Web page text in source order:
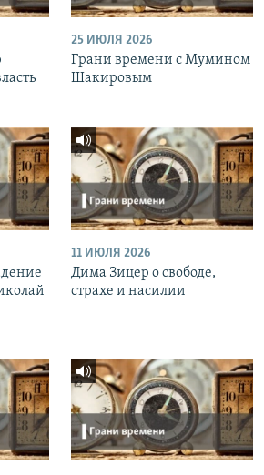
25 ИЮЛЯ 2026
Грани времени с Мумином
Шакировым
11 ИЮЛЯ 2026
Дима Зицер о свободе,
страхе и насилии